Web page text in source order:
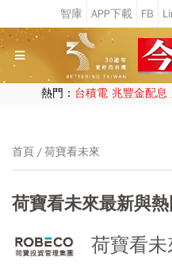
熱門： 台積電 兆豐金配息
首頁 荷寶看未來
荷寶看未來最新與
荷寶看未